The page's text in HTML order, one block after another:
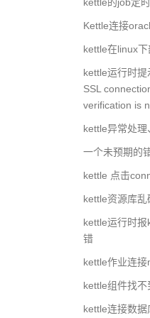
Kettle连接
kettle在linux下
kettle运行时提
SSL
verification is
kettle异常处理
一个未预期的
kettle 点击
kettle资源库乱
kettle运行时
错
kettle作业连
kettle组件找不
kettle连接数